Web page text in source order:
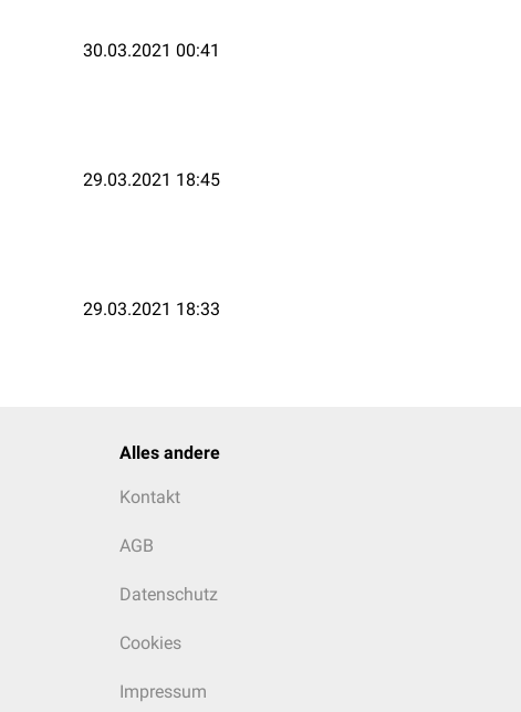
30.03.2021 00:41
29.03.2021 18:45
29.03.2021 18:33
Alles andere
Kontakt
AGB
Datenschutz
Cookies
Impressum